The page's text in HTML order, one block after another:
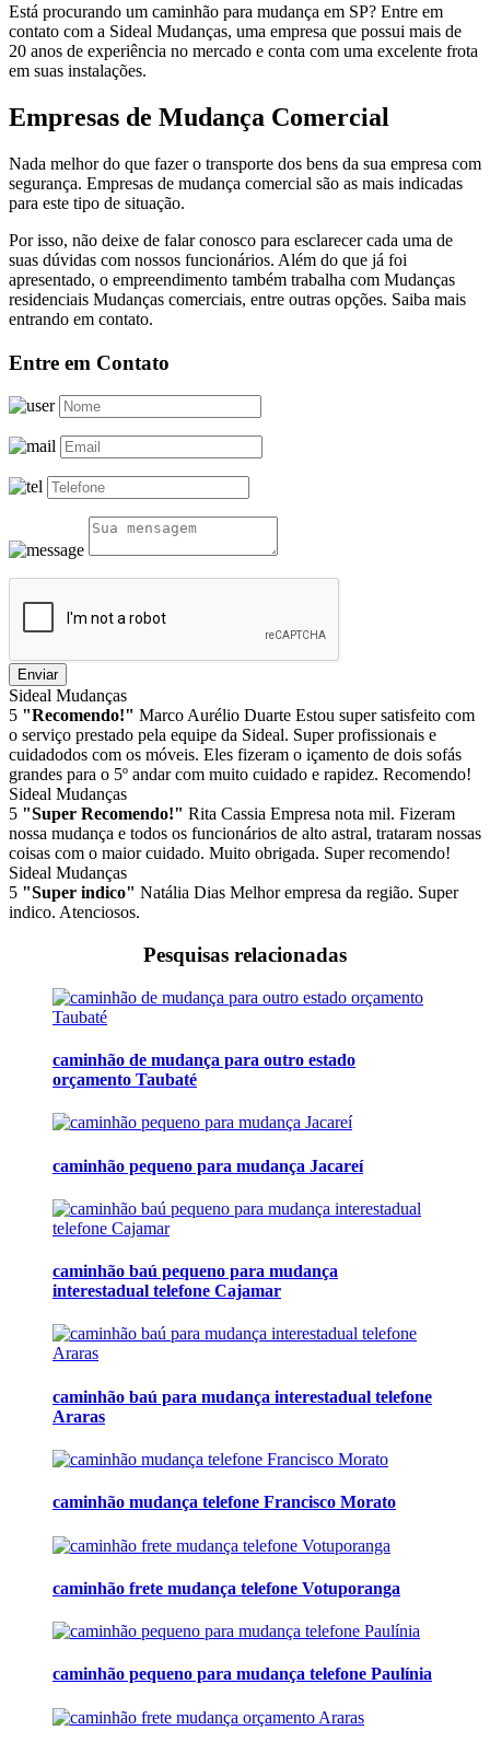
Está procurando um caminhão para mudança em SP? Entre em
contato com a Sideal Mudanças, uma empresa que possui mais de
20 anos de experiência no mercado e conta com uma excelente frota
em suas instalações.
Empresas de Mudança Comercial
Nada melhor do que fazer o transporte dos bens da sua empresa com
segurança. Empresas de mudança comercial são as mais indicadas
para este tipo de situação.
Por isso, não deixe de falar conosco para esclarecer cada uma de
suas dúvidas com nossos funcionários. Além do que já foi
apresentado, o empreendimento também trabalha com Mudanças
residenciais Mudanças comerciais, entre outras opções. Saiba mais
entrando em contato.
Entre em Contato
Enviar
Sideal Mudanças
5 "Recomendo!" Marco Aurélio Duarte Estou super satisfeito com
o serviço prestado pela equipe da Sideal. Super profissionais e
cuidadodos com os móveis. Eles fizeram o içamento de dois sofás
grandes para o 5º andar com muito cuidado e rapidez. Recomendo!
Sideal Mudanças
5 "Super Recomendo!" Rita Cassia Empresa nota mil. Fizeram
nossa mudança e todos os funcionários de alto astral, trataram nossas
coisas com o maior cuidado. Muito obrigada. Super recomendo!
Sideal Mudanças
5 "Super indico" Natália Dias Melhor empresa da região. Super
indico. Atenciosos.
Pesquisas relacionadas
caminhão de mudança para outro estado
orçamento Taubaté
caminhão pequeno para mudança Jacareí
caminhão baú pequeno para mudança
interestadual telefone Cajamar
caminhão baú para mudança interestadual telefone
Araras
caminhão mudança telefone Francisco Morato
caminhão frete mudança telefone Votuporanga
caminhão pequeno para mudança telefone Paulínia